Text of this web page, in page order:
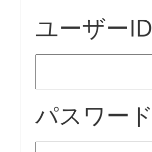
ユーザーID
パスワード